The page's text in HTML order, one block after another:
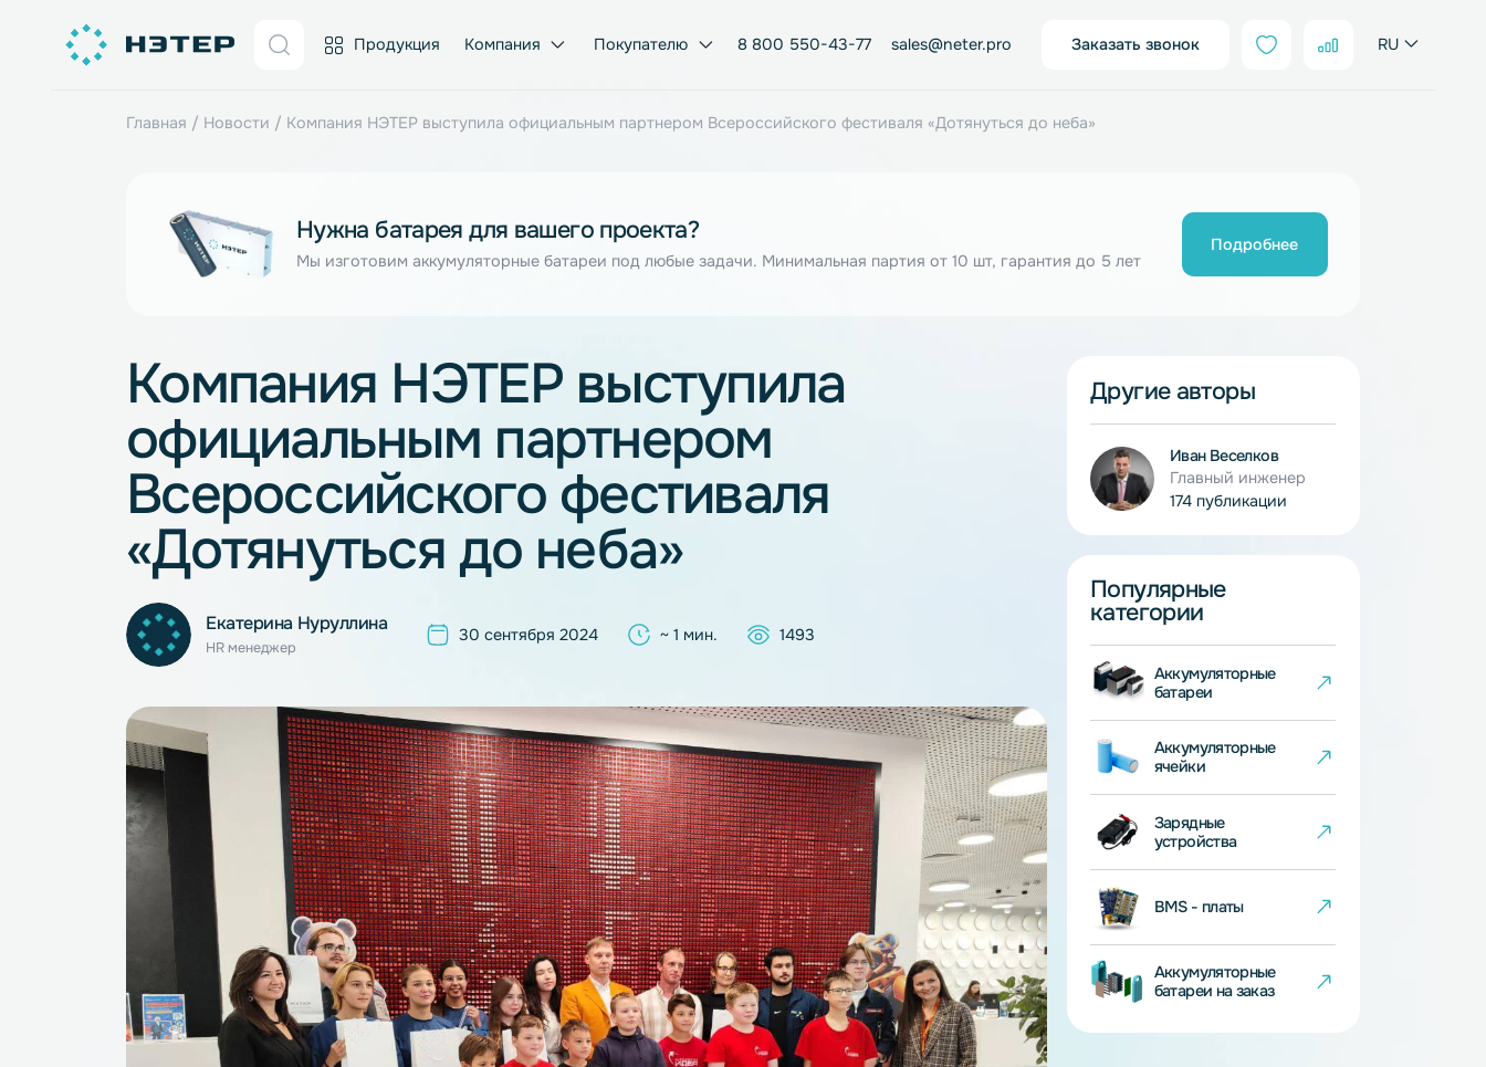
Продукция Компания Покупателю 8 800 550-43-77 sales@neter.pro Заказать звонок
Главная /Новости/Компания НЭТЕР выступила официальным партнером Всероссийского фестиваля «Дотянуться до неба»
Нужна батарея для вашего проекта?
Компания НЭТЕР выступила
официальным партнером
Всероссийского фестиваля
«Дотянуться до неба»
HR менеджер
30 сентября 2024 ~ 1 мин. 1493
Другие авторы
Популярные
категории
Аккумуляторные
батареи
Аккумуляторные
Зарядные